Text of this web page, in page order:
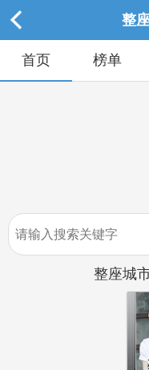
整
首页 榜单
整座城